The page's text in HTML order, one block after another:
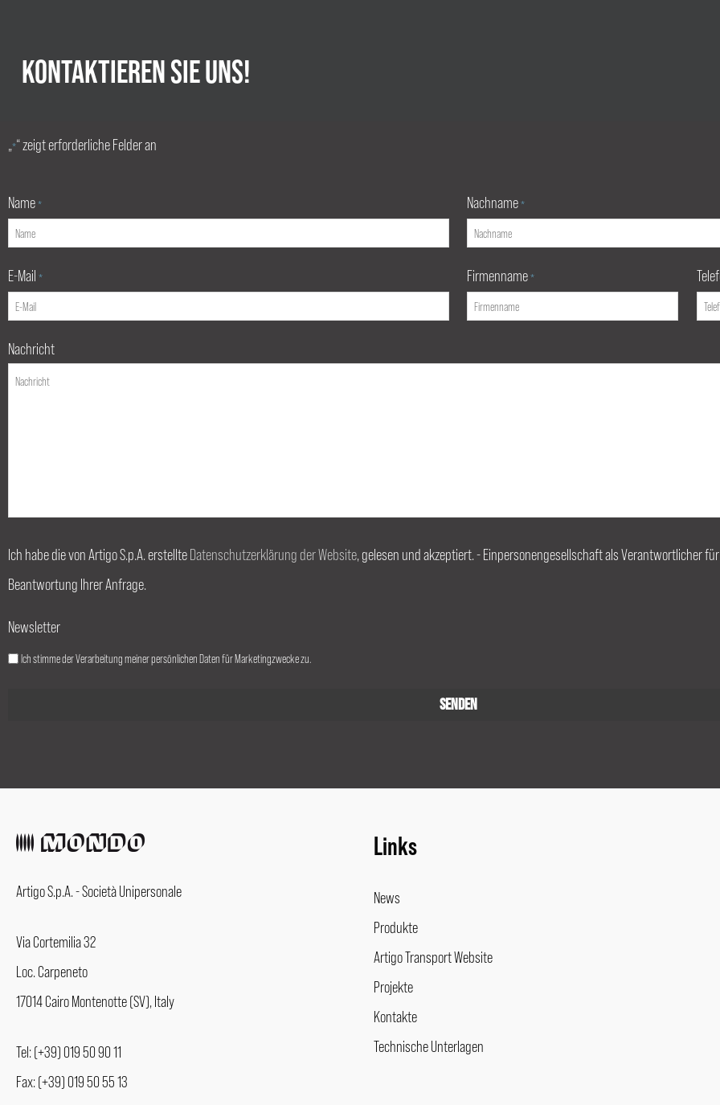
KONTAKTIEREN SIE UNS!
„*“ zeigt erforderliche Felder an
Name * Nachname *
E-Mail * Firmenname *
Nachricht
Ich habe die von Artigo S.p.A. erstellteDatenschutzerklärung der Website, gelesen und akzeptiert. - Einpersonengesellschaft als Verantwortlicher
Beantwortung Ihrer Anfrage.
Newsletter
Ich stimme der Verarbeitung meiner persönlichen Daten für Marketingzwecke zu.
Artigo S.p.A. - Società Unipersonale
Via Cortemilia 32
Loc. Carpeneto
17014 Cairo Montenotte (SV), Italy
Tel: (+39) 019 50 90 11
Fax: (+39) 019 50 55 13
Links
News
Produkte
Artigo Transport Website
Projekte
Kontakte
Technische Unterlagen